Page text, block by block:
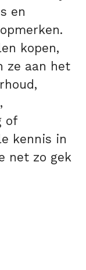
en
kopen,
ze aan het
of
kennis in
net zo gek